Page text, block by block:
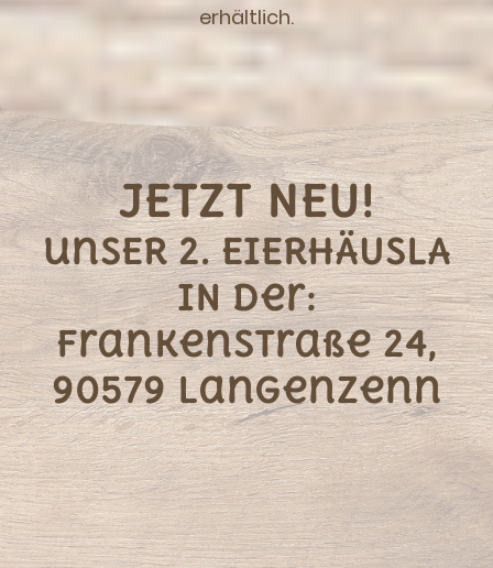
erhältlich.
JETZT NEU!
unSER 2. EIERHÄUSLA
IN der:
Frankenstraße 24,
90579 Langenzenn